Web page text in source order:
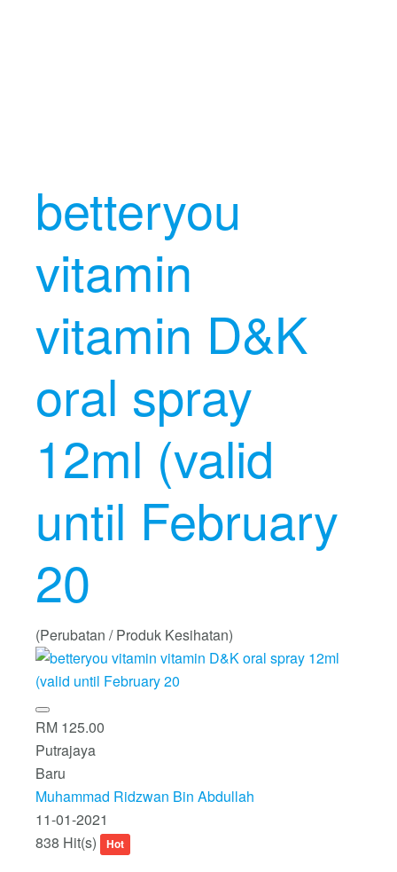
betteryou
vitamin
vitamin D&K
oral spray
12ml (valid
until February
20
(Perubatan / Produk Kesihatan)
RM 125.00
Putrajaya
Baru
Muhammad Ridzwan Bin Abdullah
11-01-2021
838 Hit(s)
Hot